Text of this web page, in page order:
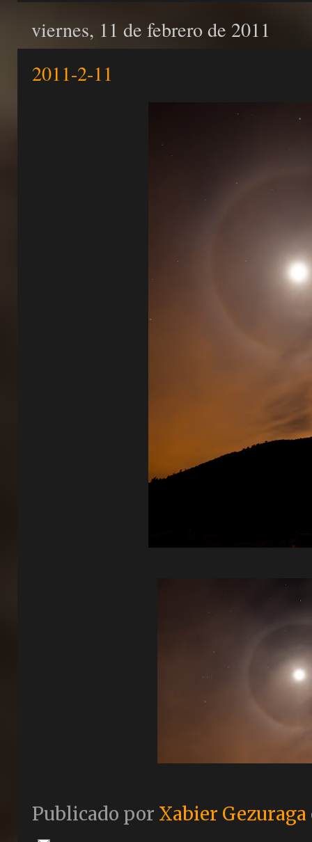
viernes, 11 de febrero de 2011
2011-2-11
Publicado por Xabier Gezuraga